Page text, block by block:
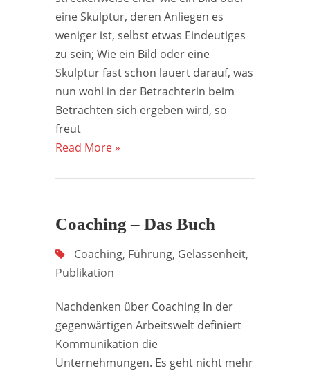
eine Skulptur, deren Anliegen es
weniger ist, selbst etwas Eindeutiges
zu sein; Wie ein Bild oder eine
Skulptur fast schon lauert darauf, was
nun wohl in der Betrachterin beim
Betrachten sich ergeben wird, so
freut
Read More »
Coaching – Das Buch
Coaching, Führung, Gelassenheit,
Publikation
Nachdenken über Coaching In der
gegenwärtigen Arbeitswelt definiert
Kommunikation die
Unternehmungen. Es geht nicht mehr